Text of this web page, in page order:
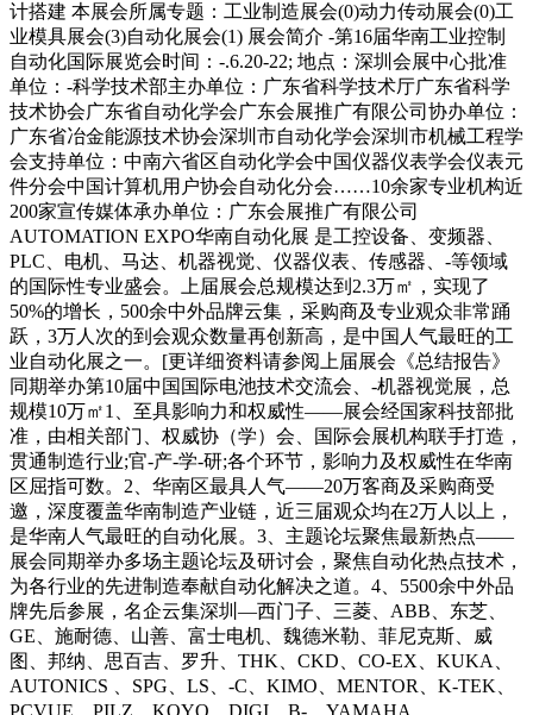
计搭建 本展会所属专题：工业制造展会(0)动力传动展会(0)工
业模具展会(3)自动化展会(1) 展会简介 -第16届华南工业控制
自动化国际展览会时间：-.6.20-22; 地点：深圳会展中心批准
单位：-科学技术部主办单位：广东省科学技术厅广东省科学
技术协会广东省自动化学会广东会展推广有限公司协办单位：
广东省冶金能源技术协会深圳市自动化学会深圳市机械工程学
会支持单位：中南六省区自动化学会中国仪器仪表学会仪表元
件分会中国计算机用户协会自动化分会……10余家专业机构近
200家宣传媒体承办单位：广东会展推广有限公司
AUTOMATION EXPO华南自动化展 是工控设备、变频器、
PLC、电机、马达、机器视觉、仪器仪表、传感器、-等领域
的国际性专业盛会。上届展会总规模达到2.3万㎡，实现了
50%的增长，500余中外品牌云集，采购商及专业观众非常踊
跃，3万人次的到会观众数量再创新高，是中国人气最旺的工
业自动化展之一。[更详细资料请参阅上届展会《总结报告》
同期举办第10届中国国际电池技术交流会、-机器视觉展，总
规模10万㎡1、至具影响力和权威性——展会经国家科技部批
准，由相关部门、权威协（学）会、国际会展机构联手打造，
贯通制造行业;官-产-学-研;各个环节，影响力及权威性在华南
区屈指可数。2、华南区最具人气——20万客商及采购商受
邀，深度覆盖华南制造产业链，近三届观众均在2万人以上，
是华南人气最旺的自动化展。3、主题论坛聚焦最新热点——
展会同期举办多场主题论坛及研讨会，聚焦自动化热点技术，
为各行业的先进制造奉献自动化解决之道。4、5500余中外品
牌先后参展，名企云集深圳—西门子、三菱、ABB、东芝、
GE、施耐德、山善、富士电机、魏德米勒、菲尼克斯、威
图、邦纳、思百吉、罗升、THK、CKD、CO-EX、KUKA、
AUTONICS 、SPG、LS、-C、KIMO、MENTOR、K-TEK、